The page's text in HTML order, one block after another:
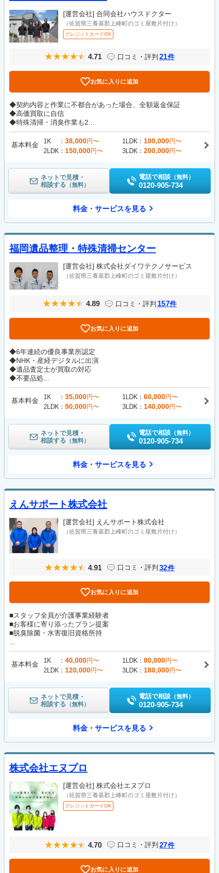
[運営会社] 合同会社ハウスドクター
（佐賀県三養基郡上峰町のゴミ屋敷片付け）
クレジットカードOK
4.71 口コミ・評判21件
お気に入りに追加
◆契約内容と作業に不都合があった場合、全額返金保証
◆高価買取に自信
◆特殊清掃・消臭作業も2...
基本料金 1K 38,000円〜 1LDK 100,000円〜
2LDK
150,000円〜 3LDK 200,000円〜
ネットで見積・
相談する （無料）
電話で相談 （無料）
0120-905-734
料金・サービスを見る
福岡遺品整理・特殊清掃センター
[運営会社] 株式会社ダイワテクノサービス
（佐賀県三養基郡上峰町のゴミ屋敷片付け）
4.89 口コミ・評判 157件
お気に入りに追加
◆6年連続の優良事業所認定
◆NHK・産経デジタルに出演
◆遺品査定士が買取の対応
◆不要品処...
基本料金 1K 35,000円〜 1LDK 60,000円〜
2LDK
90,000円〜 3LDK 140,000円〜
ネットで見積・
相談する （無料）
電話で相談 （無料）
0120-905-734
料金・サービスを見る
えんサポート株式会社
[運営会社] えんサポート株式会社
（佐賀県三養基郡上峰町のゴミ屋敷片付け）
4.91 口コミ・評判 32件
お気に入りに追加
■スタッフ全員が介護事業経験者
■お客様に寄り添ったプラン提案
■脱臭除菌・水害復旧資格所持
基本料金 1K 40,000円〜 1LDK 80,000円〜
2LDK
120,000円〜 3LDK 180,000円〜
ネットで見積・
相談する （無料）
電話で相談 （無料）
0120-905-734
料金・サービスを見る
株式会社エヌプロ
[運営会社] 株式会社エヌプロ
（佐賀県三養基郡上峰町のゴミ屋敷片付け）
クレジットカードOK
4.70 口コミ・評判 27件
お気に入りに追加